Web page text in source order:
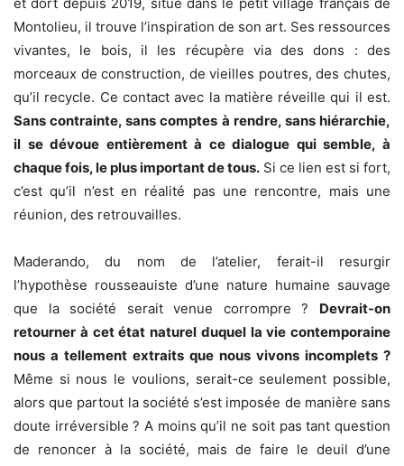
Montolieu, il trouve l’inspiration de son art. Ses ressources
vivantes, le bois, il les récupère via des dons : des
morceaux de construction, de vieilles poutres, des chutes,
qu’il recycle. Ce contact avec la matière réveille qui il est.
Sans contrainte, sans comptes à rendre, sans hiérarchie,
il se dévoue entièrement à ce dialogue qui semble, à
chaque fois, le plus important de tous. Si ce lien est si fort,
c’est qu’il n’est en réalité pas une rencontre, mais une
réunion, des retrouvailles.
Maderando, du nom de l’atelier, ferait-il resurgir
l’hypothèse rousseauiste d’une nature humaine sauvage
que la société serait venue corrompre ? Devrait-on
retourner à cet état naturel duquel la vie contemporaine
nous a tellement extraits que nous vivons incomplets ?
Même si nous le voulions, serait-ce seulement possible,
alors que partout la société s’est imposée de manière sans
doute irréversible ? A moins qu’il ne soit pas tant question
de renoncer à la société, mais de faire le deuil d’une